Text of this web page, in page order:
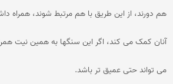
هم دورند، از این طریق با هم مرتبط شوند، همراه
آنان کمک می کند، اگر این سنگها به همین نیت
می تواند حتی عمیق تر باشد.